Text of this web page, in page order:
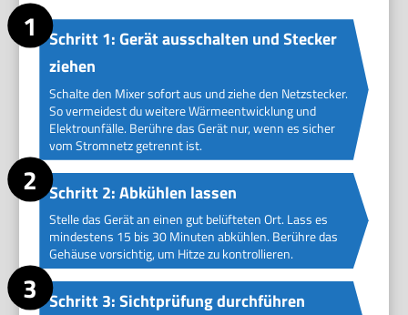
Schritt 1: Gerät ausschalten und Stecker
ziehen
Schalte den Mixer sofort aus und ziehe den Netzstecker.
So vermeidest du weitere Wärmeentwicklung und
Elektrounfälle. Berühre das Gerät nur, wenn es sicher
vom Stromnetz getrennt ist.
Schritt 2: Abkühlen lassen
Stelle das Gerät an einen gut belüfteten Ort. Lass es
mindestens 15 bis 30 Minuten abkühlen. Berühre das
Gehäuse vorsichtig, um Hitze zu kontrollieren.
Schritt 3: Sichtprüfung durchführen